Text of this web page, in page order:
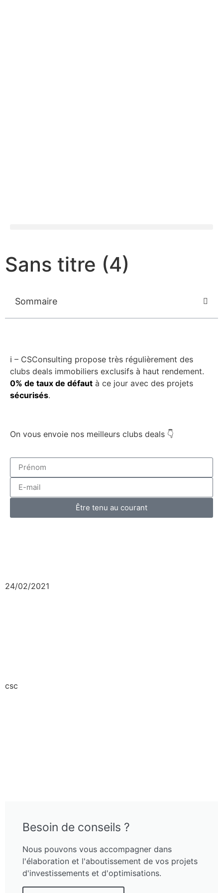
Sans titre (4)
Sommaire
ℹ️ – CSConsulting propose très régulièrement des
clubs deals immobiliers exclusifs à haut rendement.
0% de taux de défaut à ce jour avec des projets
sécurisés.
On vous envoie nos meilleurs clubs deals 👇
Être tenu au courant
24/02/2021
csc
Besoin de conseils ?
Nous pouvons vous accompagner dans
l'élaboration et l'aboutissement de vos projets
d'investissements et d'optimisations.